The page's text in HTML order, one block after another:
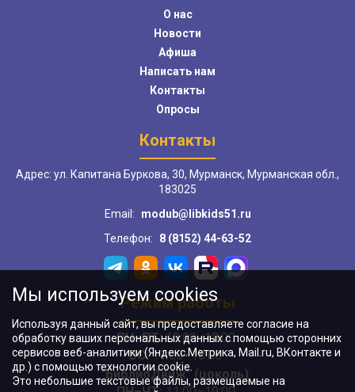
О нас
Новости
Афиша
Написать нам
Контакты
Опросы
Контакты
Адрес: ул. Капитана Буркова, 30, Мурманск, Мурманская обл.,
183025
Email:
modub@libkids51.ru
Телефон:
8 (8152) 44-63-52
Режим работы
ПН–ПТ:10:00–18:00
ВС:11:00–18:00
"БиблиоДвиж" (цоколь):
Мы используем cookies
Используя данный сайт, вы предоставляете согласие на
обработку ваших персональных данных с помощью сторонних
сервисов веб-аналитики (Яндекс.Метрика, Mail.ru, ВКонтакте и
др.) с помощью технологии cookie.
Это небольшие текстовые файлы, размещаемые на